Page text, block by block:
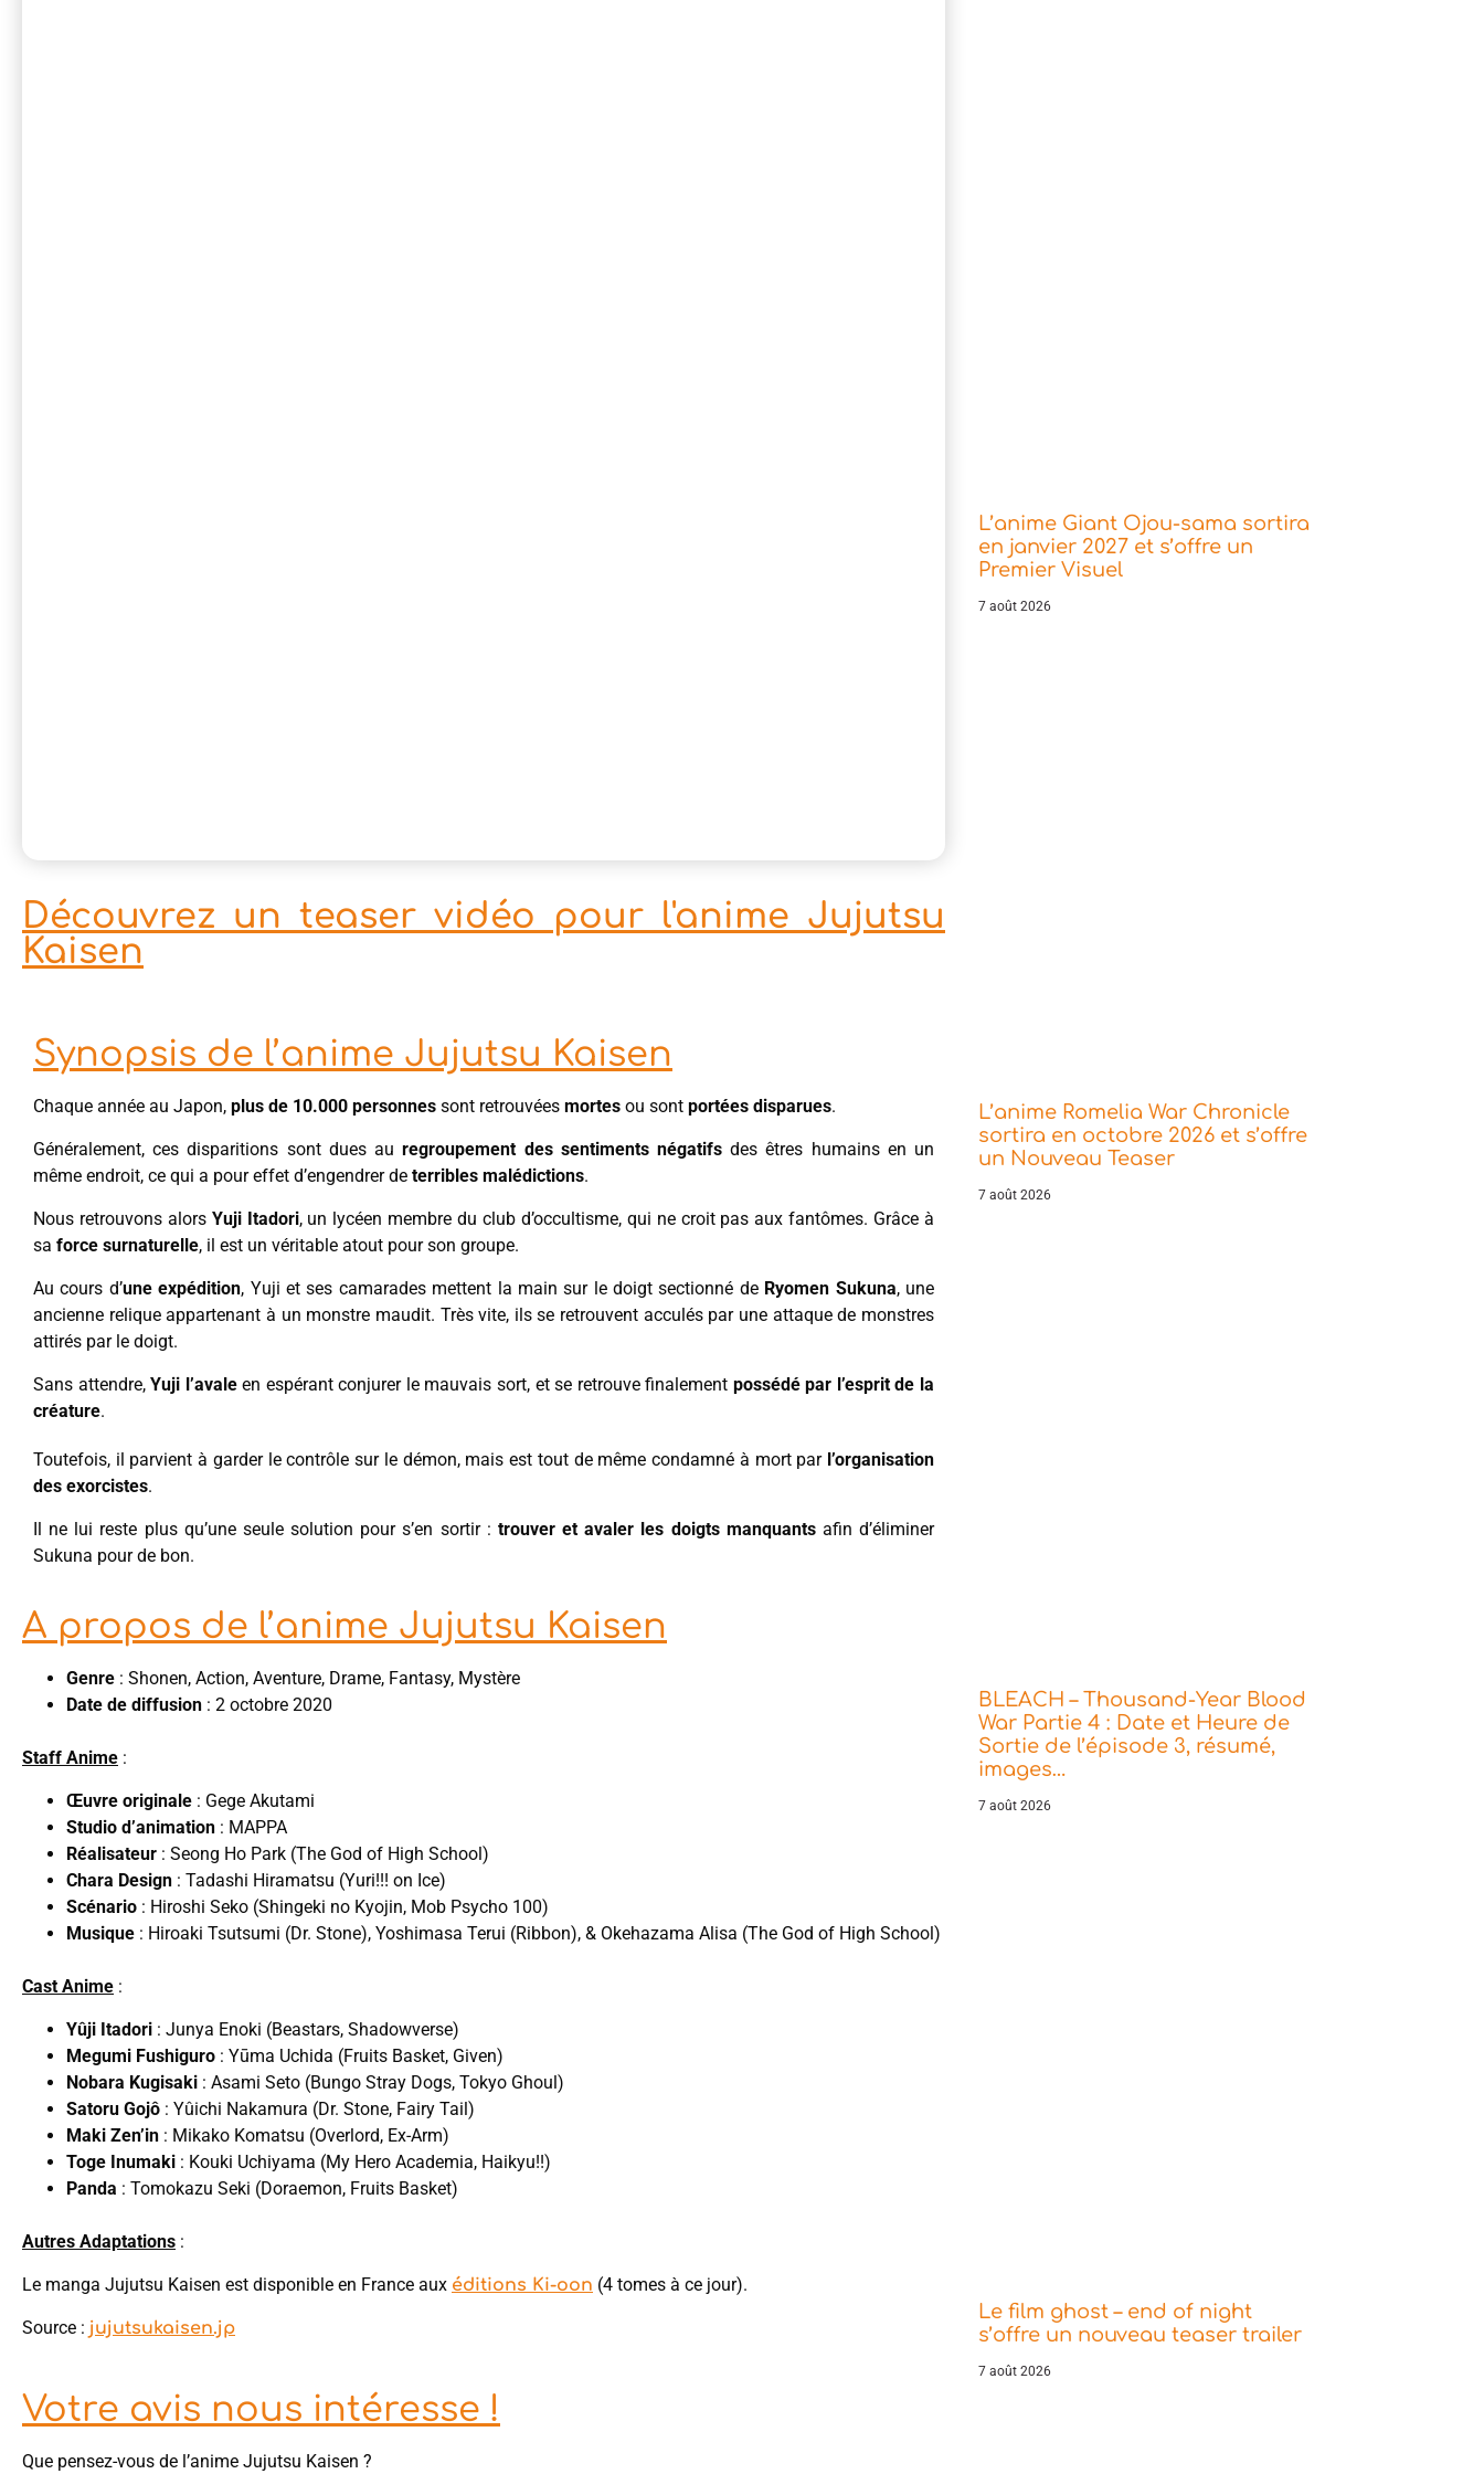
Découvrez un teaser vidéo pour l'anime Jujutsu
Kaisen
Synopsis de l’anime Jujutsu Kaisen
Chaque année au Japon, plus de 10.000 personnes sont retrouvées mortes ou sont portées disparues.
Généralement, ces disparitions sont dues auregroupement des sentiments négatifsdes êtres humains en un
même endroit, ce qui a pour effet d’engendrer de terribles malédictions.
Nous retrouvons alors Yuji Itadori, un lycéen membre du club d’occultisme, qui ne croit pas aux fantômes. Grâce à
sa force surnaturelle, il est un véritable atout pour son groupe.
Au cours d’une expédition, Yuji et ses camarades mettent la main sur le doigt sectionné de Ryomen Sukuna, une
ancienne relique appartenant à un monstre maudit. Très vite, ils se retrouvent acculés par une attaque de monstres
attirés par le doigt.
Sans attendre,Yuji l’avaleen espérant conjurer le mauvais sort, et se retrouve finalement possédé par l’esprit de la
créature.
Toutefois, il parvient à garder le contrôle sur le démon, mais est tout de même condamné à mort par l’organisation
des exorcistes.
Il ne lui reste plus qu’une seule solution pour s’en sortir : trouver et avaler les doigts manquantsafin d’éliminer
Sukuna pour de bon.
A propos de l’anime Jujutsu Kaisen
Genre : Shonen, Action, Aventure, Drame, Fantasy, Mystère
Date de diffusion : 2 octobre 2020
Staff Anime :
Œuvre originale : Gege Akutami
Studio d’animation : MAPPA
Réalisateur : Seong Ho Park (The God of High School)
Chara Design : Tadashi Hiramatsu (Yuri!!! on Ice)
Scénario : Hiroshi Seko (Shingeki no Kyojin, Mob Psycho 100)
Musique : Hiroaki Tsutsumi (Dr. Stone), Yoshimasa Terui (Ribbon), & Okehazama Alisa (The God of High School)
Cast Anime :
Yûji Itadori : Junya Enoki (Beastars, Shadowverse)
Megumi Fushiguro : Yūma Uchida (Fruits Basket, Given)
Nobara Kugisaki : Asami Seto (Bungo Stray Dogs, Tokyo Ghoul)
Satoru Gojô : Yûichi Nakamura (Dr. Stone, Fairy Tail)
Maki Zen’in : Mikako Komatsu (Overlord, Ex-Arm)
Toge Inumaki : Kouki Uchiyama (My Hero Academia, Haikyu!!)
Panda : Tomokazu Seki (Doraemon, Fruits Basket)
Autres Adaptations :
Le manga Jujutsu Kaisen est disponible en France aux éditions Ki-oon (4 tomes à ce jour).
Source : jujutsukaisen.jp
Votre avis nous intéresse !
Que pensez-vous de l’anime Jujutsu Kaisen ?
L’anime Giant Ojou-sama sortira
en janvier 2027 et s’offre un
Premier Visuel
7 août 2026
L’anime Romelia War Chronicle
sortira en octobre 2026 et s’offre
un Nouveau Teaser
7 août 2026
BLEACH – Thousand-Year Blood
War Partie 4 : Date et Heure de
Sortie de l’épisode 3, résumé,
images…
7 août 2026
Le film ghost – end of night
s’offre un nouveau teaser trailer
7 août 2026